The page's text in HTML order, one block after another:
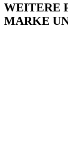
WEITERE
MARKE